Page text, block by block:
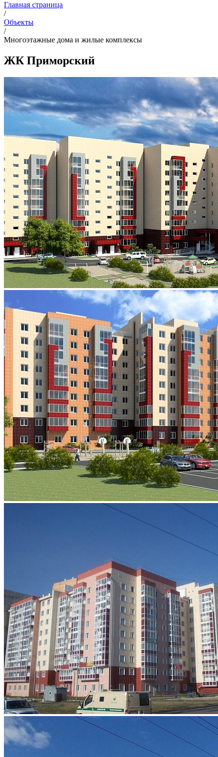
Главная страница
/
Объекты
/
Многоэтажные дома и жилые комплексы
ЖК Приморский